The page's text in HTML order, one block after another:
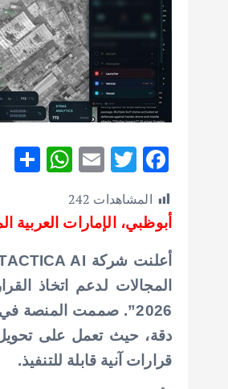
F
ac
e
b
o
o
k
T
w
it
te
r
E
ai
l
W
s
A
p
p
e
المشاهدات 242
أبوظبي، الإمارات العربية
المجالات لدعم اتخاذ
2026”. صممت المنصة
دقة، حيث تعمل على تحويل
قرارات آنية قابلة للتنفيذ.